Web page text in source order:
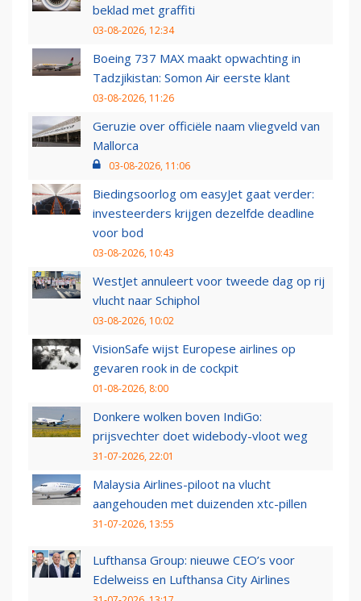
beklad met graffiti
03-08-2026, 12:34
Boeing 737 MAX maakt opwachting in
Tadzjikistan: Somon Air eerste klant
03-08-2026, 11:26
Geruzie over officiële naam vliegveld van
Mallorca
03-08-2026, 11:06
Biedingsoorlog om easyJet gaat verder:
investeerders krijgen dezelfde deadline
voor bod
03-08-2026, 10:43
WestJet annuleert voor tweede dag op rij
vlucht naar Schiphol
03-08-2026, 10:02
VisionSafe wijst Europese airlines op
gevaren rook in de cockpit
01-08-2026, 8:00
Donkere wolken boven IndiGo:
prijsvechter doet widebody-vloot weg
31-07-2026, 22:01
Malaysia Airlines-piloot na vlucht
aangehouden met duizenden xtc-pillen
31-07-2026, 13:55
Lufthansa Group: nieuwe CEO’s voor
Edelweiss en Lufthansa City Airlines